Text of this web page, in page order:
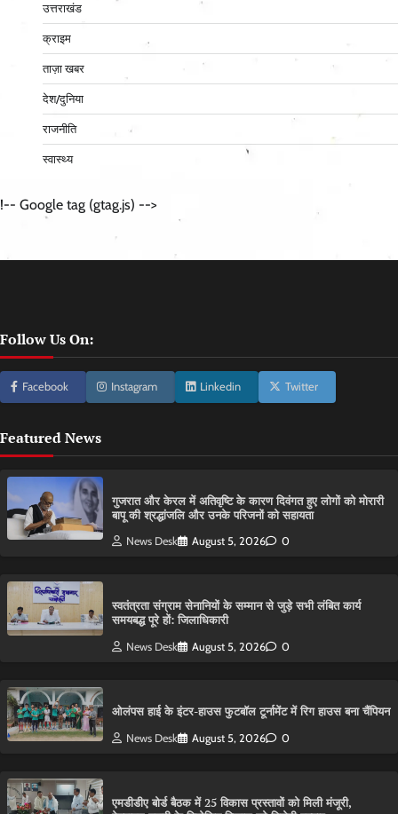
उत्तराखंड
क्राइम
ताज़ा खबर
देश/दुनिया
राजनीति
स्वास्थ्य
!-- Google tag (gtag.js) -->
Follow Us On:
Facebook Instagram Linkedin Twitter
Featured News
गुजरात और केरल में अतिवृष्टि के कारण दिवंगत हुए लोगों को मोरारी
बापू की श्रद्धांजलि और उनके परिजनों को सहायता
News Desk August 5, 2026 0
स्वतंत्रता संग्राम सेनानियों के सम्मान से जुड़े सभी लंबित कार्य
समयबद्ध पूरे हों: जिलाधिकारी
News Desk August 5, 2026 0
ओलंपस हाई के इंटर-हाउस फुटबॉल टूर्नामेंट में रिग हाउस बना चैंपियन
News Desk August 5, 2026 0
एमडीडीए बोर्ड बैठक में 25 विकास प्रस्तावों को मिली मंजूरी,